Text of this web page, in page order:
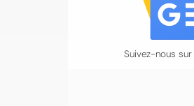
Suivez-nous sur